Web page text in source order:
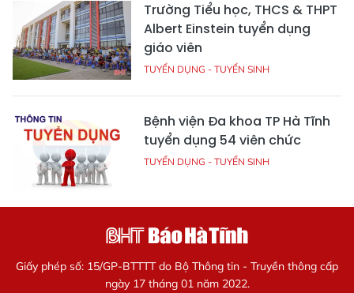
Trường Tiểu học, THCS & THPT
Albert Einstein tuyển dụng
giáo viên
TUYỂN DỤNG - TUYỂN SINH
Bệnh viện Đa khoa TP Hà Tĩnh
tuyển dụng 54 viên chức
TUYỂN DỤNG - TUYỂN SINH
Giấy phép số: 15/GP-BTTTT do Bộ Thông tin - Truyền thông cấp
ngày 17 tháng 01 năm 2022.